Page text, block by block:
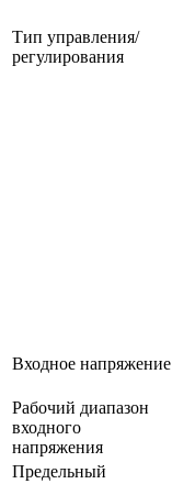
Тип управления/
регулирования
Входное напряжение
Рабочий диапазон
входного
напряжения
Предельный